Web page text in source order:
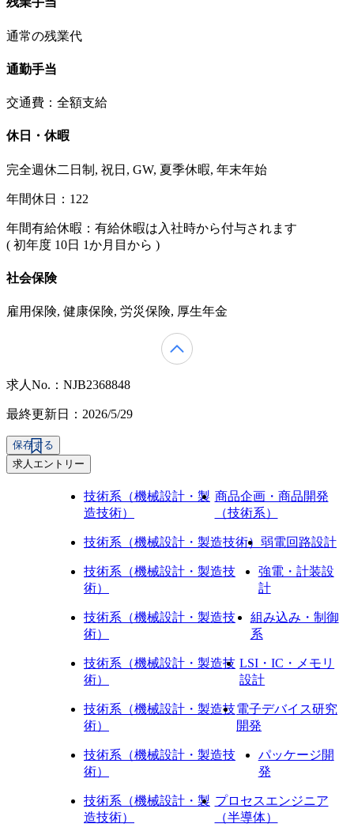
通常の残業代
通勤手当
交通費：全額支給
休日・休暇
完全週休二日制, 祝日, GW, 夏季休暇, 年末年始
年間休日：122
年間有給休暇：有給休暇は入社時から付与されます
( 初年度 10日 1か月目から )
社会保険
雇用保険, 健康保険, 労災保険, 厚生年金
求人No.：NJB2368848
最終更新日：2026/5/29
保存する
求人エントリー
技術系（機械設計・製
造技術）
商品企画・商品開発
（技術系）
技術系（機械設計・製造技術） 弱電回路設計
技術系（機械設計・製造技
術）
強電・計装設
計
技術系（機械設計・製造技
術）
組み込み・制御
系
技術系（機械設計・製造技
術）
LSI・IC・メモリ
設計
技術系（機械設計・製造技
術）
電子デバイス研究
開発
技術系（機械設計・製造技
術）
パッケージ開
発
技術系（機械設計・製
造技術）
プロセスエンジニア
（半導体）